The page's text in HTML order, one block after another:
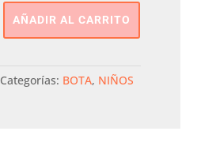
AÑADIR AL CARRITO
Categorías: BOTA, NIÑOS